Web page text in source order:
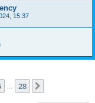
15:37
28